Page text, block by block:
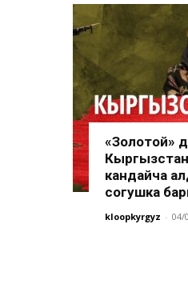
«Золотой»
кандайча
согушка
kloopkyrgyz - 04/